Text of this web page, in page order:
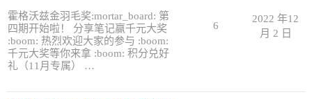
霍格沃兹金羽毛奖:mortar_board: 第
四期开始啦！ 分享笔记赢千元大奖
:boom: 热烈欢迎大家的参与 :boom:
千元大奖等你来拿 :boom: 积分兑好
礼（11月专属） …
6
2022 年12
月 2 日